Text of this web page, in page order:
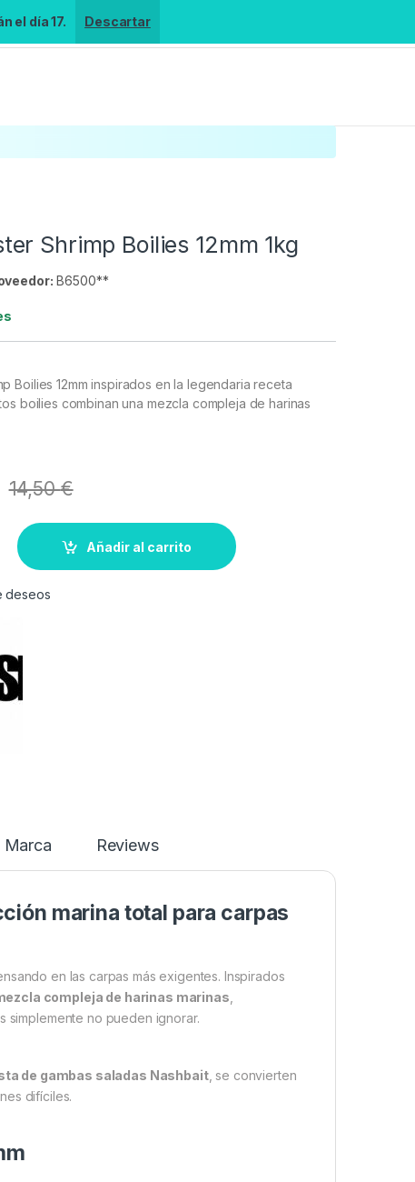
el día 17. Descartar
Shrimp Boilies 12mm 1kg
B6500**
Boilies 12mm inspirados en la legendaria receta
boilies combinan una mezcla compleja de harinas
14,50€
Añadir al carrito
deseos
Marca Reviews
marina total para carpas
en las carpas más exigentes. Inspirados
compleja de harinas marinas
simplemente no pueden ignorar.
de gambas saladas Nashbait, se convierten
difíciles.